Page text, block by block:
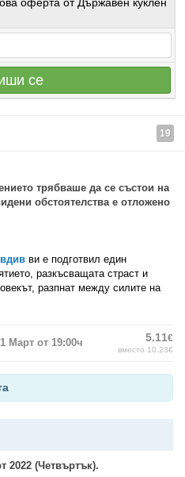
се
19
трябваше да се състои на
обстоятелства е отложено
ви е подготвил един
разкъсващата страст и
разпнат между силите на
Март от 19:00ч 5.11€
вместо 10.23€
2022 (Четвъртък).